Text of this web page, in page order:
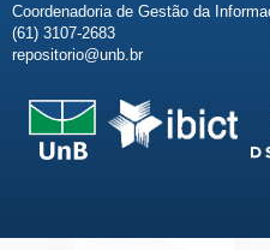
Coordenadoria de Gestão da
(61) 3107-2683
repositorio@unb.br